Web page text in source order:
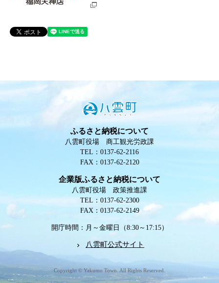
ふるさと納税について
八雲町役場 商工観光労政課
TEL：0137-62-2116
FAX：0137-62-2120
企業版ふるさと納税について
八雲町役場 政策推進課
TEL：0137-62-2300
FAX：0137-62-2149
開庁時間：月～金曜日（8:30～17:15）
八雲町公式サイト
Copyright © Yakumo Town. All Rights Reserved.